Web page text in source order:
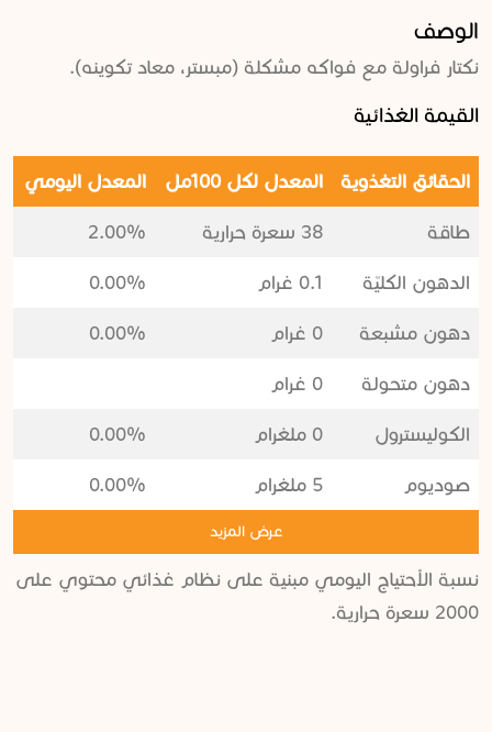
الوصف
نكتار فراولة مع فواكه مشكلة (مبستر، معاد تكوينه).
القيمة الغذائية
الحقائق التغذوية المعدل لكل 100مل المعدل اليومي
طاقة 38 سعرة حرارية 2.00%
الدهون الكليّة 0.1 غرام 0.00%
دهون مشبعة 0 غرام 0.00%
دهون متحولة 0 غرام
الكوليسترول 0 ملغرام 0.00%
صوديوم 5 ملغرام 0.00%
عرض المزيد
نسبة الأحتياج اليومي مبنية على نظام غذائي محتوي على
2000 سعرة حرارية.